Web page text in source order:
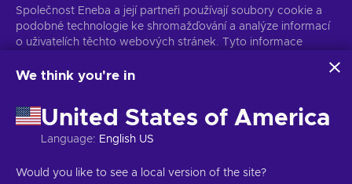
Předplatit
Z odběru se můžete kdykoli odhlásit. Více informací naleznete v
Copyright © 2026 Eneba. Všechna práva vyhrazena. JSC „Helis play“,
Společnost Eneba a její partneři používají soubory cookie a
podobné technologie ke shromažďování a analýze informací
o uživatelích těchto webových stránek. Tyto informace
stránkách. Vaše osobní údaje mohou být také použity k
Kliknutím na tlačítko „Přijmout vše“ souhlasíte s používáním
těchto technologií společností Eneba a jejími partnery. Svůj
souhlas můžete upravit kliknutím na tlačítko „Přizpůsobit“.
naleznete na Bezpečnost a ochrana osobních údajů firem
We think you're in
United States of America
Language: English US
Would you like to see a local version of the site?